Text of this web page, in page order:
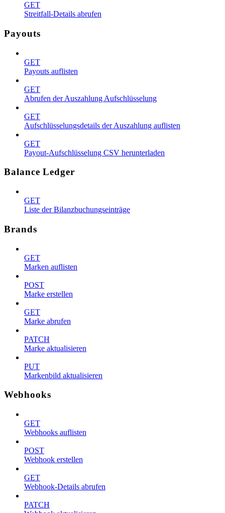
GET
Streitfall-Details abrufen
Payouts
GET
Payouts auflisten
GET
Abrufen der Auszahlung Aufschlüsselung
GET
Aufschlüsselungsdetails der Auszahlung auflisten
GET
Payout-Aufschlüsselung CSV herunterladen
Balance Ledger
GET
Liste der Bilanzbuchungseinträge
Brands
GET
Marken auflisten
POST
Marke erstellen
GET
Marke abrufen
PATCH
Marke aktualisieren
PUT
Markenbild aktualisieren
Webhooks
GET
Webhooks auflisten
POST
Webhook erstellen
GET
Webhook-Details abrufen
PATCH